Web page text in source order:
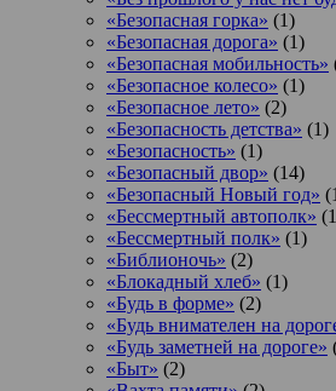
«Безопасная горка» (1)
«Безопасная дорога» (1)
«Безопасная мобильность»
«Безопасное колесо» (1)
«Безопасное лето» (2)
«Безопасность детства» (1)
«Безопасность» (1)
«Безопасный двор» (14)
«Безопасный Новый год»
«Бессмертный автополк»
«Бессмертный полк» (1)
«Библионочь» (2)
«Блокадный хлеб» (1)
«Будь в форме» (2)
«Будь внимателен на
«Будь заметней на дороге»
«Быт» (2)